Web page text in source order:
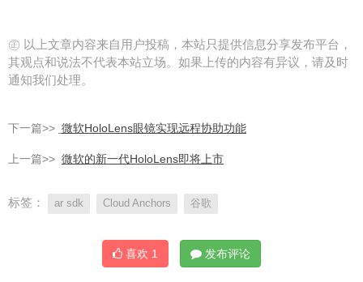
㊣ 以上文章内容来自用户投稿，本站只提供信息分享发布平台，
其观点和说法不代表本站立场。如果上传的内容有异议，请及时
通知我们处理。
下一篇>> 微软HoloLens眼镜实现远程协助功能
上一篇>> 微软的新一代HoloLens即将上市
标签： ar sdk Cloud Anchors 谷歌
喜欢 1 发布评论